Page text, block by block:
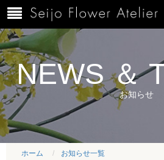
NEWS ＆
お知らせ
ホーム
お知らせ一覧